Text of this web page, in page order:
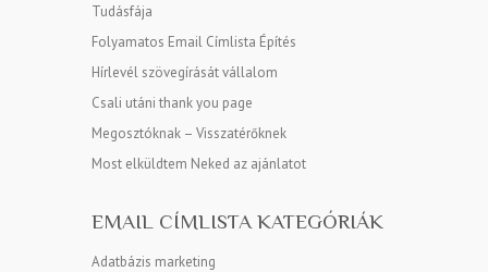
Tudásfája
Folyamatos Email Címlista Építés
Hírlevél szövegírását vállalom
Csali utáni thank you page
Megosztóknak – Visszatérőknek
Most elküldtem Neked az ajánlatot
EMAIL CÍMLISTA KATEGÓRIÁK
Adatbázis marketing